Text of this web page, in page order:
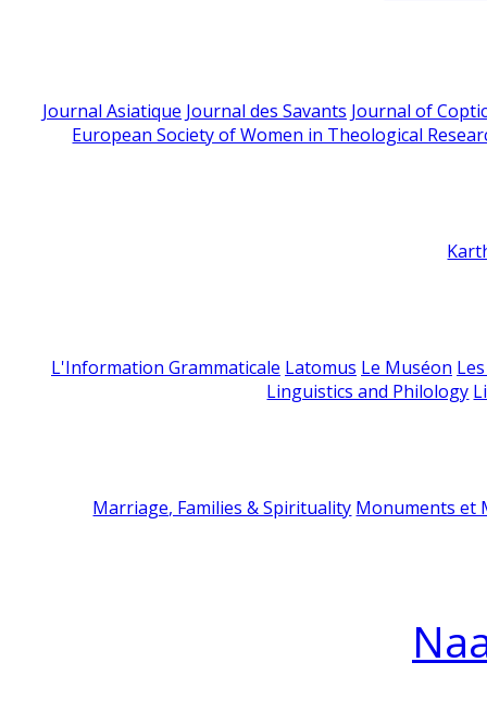
Journal Asiatique Journal des Savants Journal of
European Society of Women in Theological
L'Information Grammaticale Latomus Le Muséon
Linguistics and Philology
Marriage, Families & Spirituality Monuments et